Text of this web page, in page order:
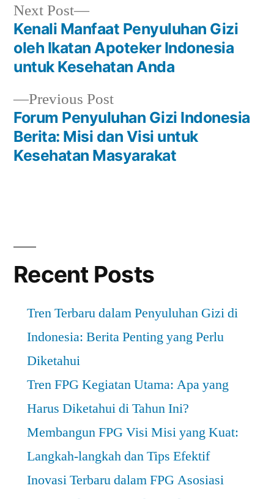
Post
navigation
Previous PostPrevious
post:
Forum Penyuluhan Gizi Indonesia
Berita: Misi dan Visi untuk
Kesehatan Masyarakat
Next Post
Next
post:
Kenali Manfaat Penyuluhan Gizi
oleh Ikatan Apoteker Indonesia
untuk Kesehatan Anda
Recent Posts
Tren Terbaru dalam Penyuluhan Gizi di
Indonesia: Berita Penting yang Perlu
Diketahui
Tren FPG Kegiatan Utama: Apa yang
Harus Diketahui di Tahun Ini?
Membangun FPG Visi Misi yang Kuat:
Langkah-langkah dan Tips Efektif
Inovasi Terbaru dalam FPG Asosiasi